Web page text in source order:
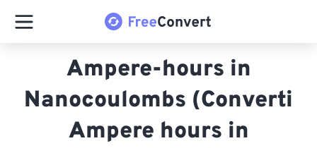
Ampere-hours in
Nanocoulombs (Converti
Ampere hours in